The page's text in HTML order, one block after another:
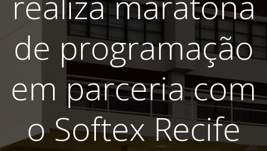
de programação
em parceria com
o Softex Recife